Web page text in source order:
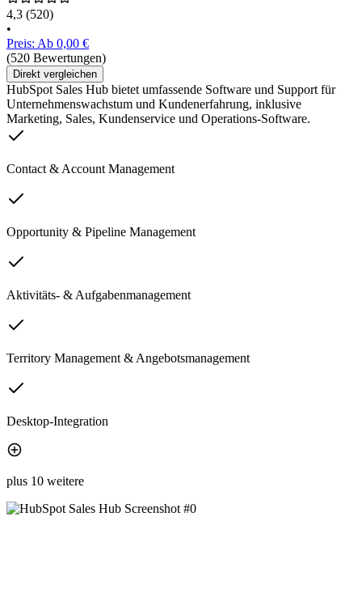
4,3 (520)
•
Preis: Ab 0,00 €
(520 Bewertungen)
Direkt vergleichen
HubSpot Sales Hub bietet umfassende Software und Support für
Unternehmenswachstum und Kundenerfahrung, inklusive
Marketing, Sales, Kundenservice und Operations-Software.
Contact & Account Management
Opportunity & Pipeline Management
Aktivitäts- & Aufgabenmanagement
Territory Management & Angebotsmanagement
Desktop-Integration
plus 10 weitere